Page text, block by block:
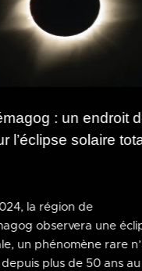
: un endroit
l’éclipse solaire
la région de
observera une
un phénomène rare
plus de 50 ans au